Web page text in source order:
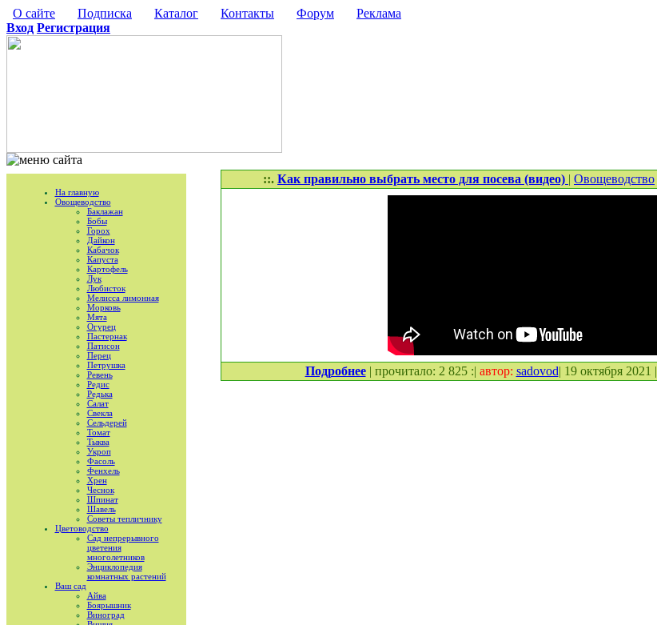
О сайте Подписка Каталог Контакты Форум
Реклама
Вход Регистрация
На главную
Овощеводство
Баклажан
Бобы
Горох
Дайкон
Кабачок
Капуста
Картофель
Лук
Любисток
Мелисса лимонная
Морковь
Мята
Огурец
Пастернак
Патисон
Перец
Петрушка
Ревень
Редис
Редька
Салат
Свекла
Сельдерей
Томат
Тыква
Укроп
Фасоль
Фенхель
Хрен
Чеснок
Шпинат
Шавель
Советы тепличнику
Цветоводство
Сад непрерывного
цветения
многолетников
Энциклопедия
комнатных растений
Ваш сад
Айва
Боярышник
Виноград
::. Как правильно выбрать место для посева (видео) | Овощеводство
Подробнее| прочитало: 2 825 :| автор: sadovod| 19 октября 2021 |